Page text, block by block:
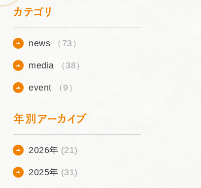
カテゴリ
news （73）
media （38）
event （9）
年別アーカイブ
2026年 (21)
2025年 (31)